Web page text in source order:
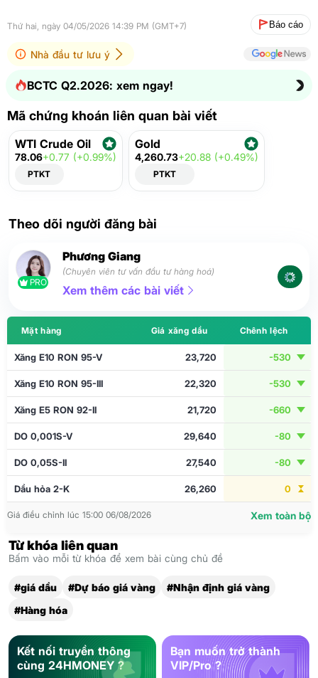
Thứ hai, ngày 04/05/2026 14:39 PM (GMT+7) Báo cáo
Nhà đầu tư lưu ý
BCTC Q2.2026: xem ngay!
Mã chứng khoán liên quan bài viết
WTI Crude Oil
78.06+0.77 (+0.99%)
PTKT
Gold
4,260.73+20.88 (+0.49%)
PTKT
Theo dõi người đăng bài
PRO
Phương Giang
(Chuyên viên tư vấn đầu tư hàng hoá)
Xem thêm các bài viết
Mặt hàng Giá xăng dầu Chênh lệch
Xăng E10 RON 95-V 23,720 -530
Xăng E10 RON 95-III 22,320 -530
Xăng E5 RON 92-II 21,720 -660
DO 0,001S-V 29,640 -80
DO 0,05S-II 27,540 -80
Dầu hỏa 2-K 26,260 0
Giá điều chỉnh lúc 15:00 06/08/2026 Xem toàn bộ
Từ khóa liên quan
Bấm vào mỗi từ khóa để xem bài cùng chủ đề
#giá dầu #Dự báo giá vàng
#Nhận định giá vàng
#Hàng hóa
Kết nối truyền thông
cùng 24HMONEY ?
Bạn muốn trở thành
VIP/Pro ?